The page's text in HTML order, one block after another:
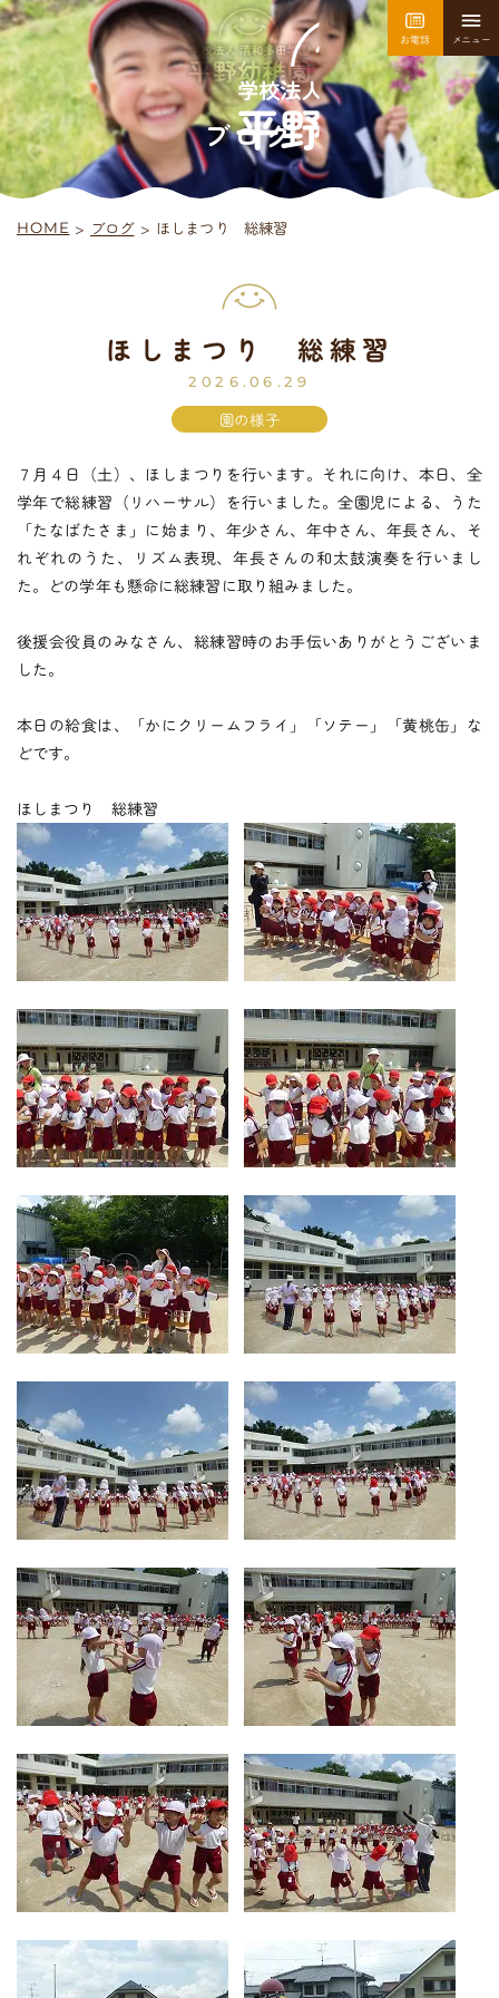
園について 園での生活
平 稚 園
入園案内
未 就 園 児 教 室
つくしの会
時間外 お預か り
課外授業
お知らせ ブログ
フォトギャラリー よくあるご質問
プライバシーポリシー
お気軽にご相談ください
メールでお問合せ
24時間年中いつでもお気軽に
072-793-5381
月~金 10:00-18:00
お電話 メニュー
ブログ
HOME > ブログ > ほしまつり 総練習
ほしまつり 総練習
2026.06.29
園の様子
７月４日（土）、ほしまつりを行います。それに向け、本日、全
学年で総練習（リハーサル）を行いました。全園児による、うた
「たなばたさま」に始まり、年少さん、年中さん、年長さん、そ
れぞれのうた、リズム表現、年長さんの和太鼓演奏を行いまし
た。どの学年も懸命に総練習に取り組みました。
後援会役員のみなさん、総練習時のお手伝いありがとうございま
した。
本日の給食は、「かにクリームフライ」「ソテー」「黄桃缶」な
どです。
ほしまつり 総練習